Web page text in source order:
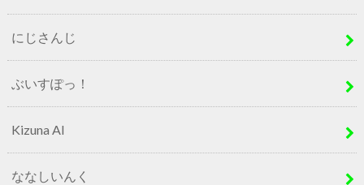
にじさんじ
ぶいすぽっ！
Kizuna AI
ななしいんく